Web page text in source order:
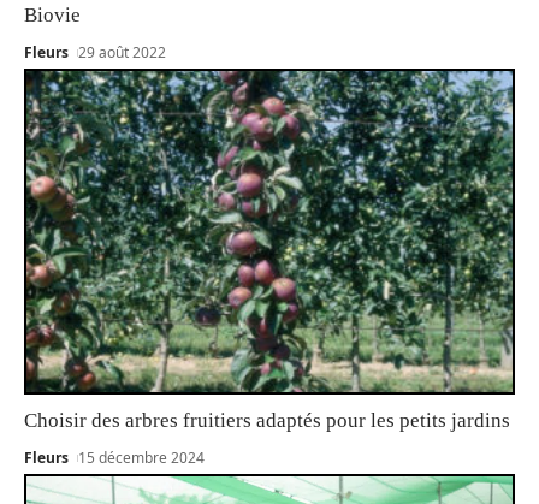
Biovie
Fleurs 29 août 2022
Choisir des arbres fruitiers adaptés pour les petits jardins
Fleurs 15 décembre 2024